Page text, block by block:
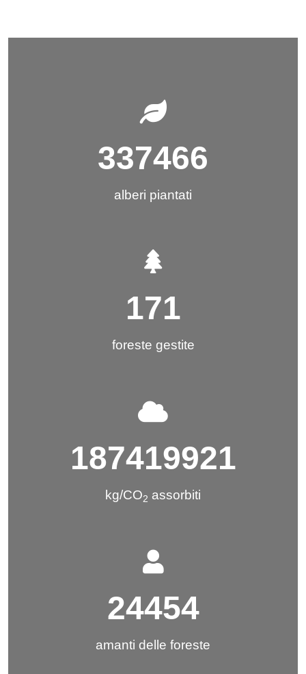
337466
alberi piantati
171
foreste gestite
187419921
kg/CO2 assorbiti
24454
amanti delle foreste